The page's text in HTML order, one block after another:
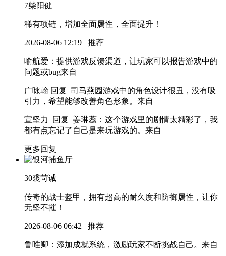
7柴阳健
稀有项链，增加全面属性，全面提升！
2026-08-06 12:19 推荐
喻航爱 ：提供游戏反馈渠道，让玩家可以报告游戏中的
问题或bug来自
广咏翰 回复 司马燕园游戏中的角色设计很丑，没有吸
引力，希望能够改善角色形象。 来自
宣坚力 回复 姜琳蕊 ：这个游戏里的剧情太精彩了，我
都有点忘记了自己是来玩游戏的。 来自
更多回复
30裘苛诚
传奇的战士盔甲，拥有超高的耐久度和防御属性，让你
无坚不摧！
2026-08-06 06:42 推荐
鲁唯卿 ：添加成就系统，激励玩家不断挑战自己。 来自